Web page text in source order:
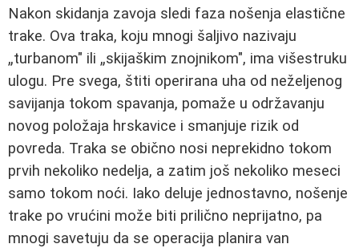
Nakon skidanja zavoja sledi faza nošenja elastične
trake. Ova traka, koju mnogi šaljivo nazivaju
„turbanom" ili „skijaškim znojnikom", ima višestruku
ulogu. Pre svega, štiti operirana uha od neželjenog
savijanja tokom spavanja, pomaže u održavanju
novog položaja hrskavice i smanjuje rizik od
povreda. Traka se obično nosi neprekidno tokom
prvih nekoliko nedelja, a zatim još nekoliko meseci
samo tokom noći. Iako deluje jednostavno, nošenje
trake po vrućini može biti prilično neprijatno, pa
mnogi savetuju da se operacija planira van